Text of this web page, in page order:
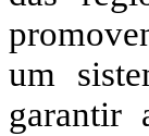
um
garantir